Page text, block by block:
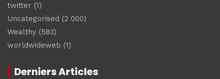
twitter (1)
Uncategorised (2 000)
Wealthy (583)
worldwideweb (1)
Derniers Articles